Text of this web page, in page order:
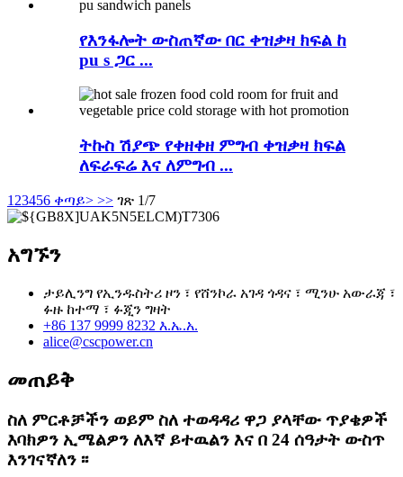
የእንፋሎት ውስጠኛው በር ቀዝቃዛ ክፍል ከ
pu s ጋር ...
ትኩስ ሽያጭ የቀዘቀዘ ምግብ ቀዝቃዛ ክፍል
ለፍራፍሬ እና ለምግብ ...
1 23456 ቀጣይ> >> ገጽ 1/7
አግኙን
ታይሊንግ የኢንዱስትሪ ዞን ፣ የሸንኮራ አገዳ ጎዳና ፣ ሚንሁ አውራጃ ፣
ፉዙ ከተማ ፣ ፉጂን ግዛት
+86 137 9999 8232 እ.ኤ.አ.
alice@cscpower.cn
መጠይቅ
ስለ ምርቶቻችን ወይም ስለ ተወዳዳሪ ዋጋ ያላቸው ጥያቄዎች
እባክዎን ኢሜልዎን ለእኛ ይተዉልን እና በ 24 ሰዓታት ውስጥ
እንገናኛለን ፡፡